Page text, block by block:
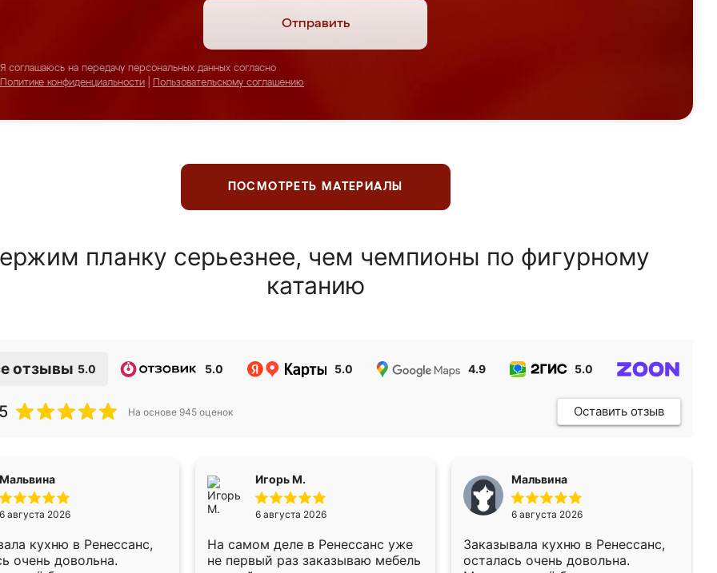
Отправить
Я соглашаюсь на передачу персональных данных согласно
Политике конфиденциальности
Пользовательскому соглашению
ПОСМОТРЕТЬ МАТЕРИАЛЫ
планку серьезнее, чем чемпионы по фигурному
катанию
отзывы 5.0 5.0 5.0 4.9 5.0
На основе 945 оценок Оставить отзыв
Мальвина
6 августа 2026
кухню в Ренессанс,
очень довольна.
Игорь М.
6 августа 2026
На самом деле в Ренессанс уже
не первый раз заказываю мебель
Мальвина
6 августа 2026
Заказывала кухню в Ренессанс,
осталась очень довольна.